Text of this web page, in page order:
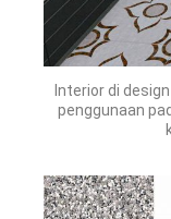
Interior di
penggunaan